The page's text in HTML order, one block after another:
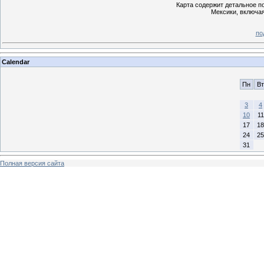
Карта содержит детальное
Мексики,
Calendar
Пн Вт
3
4
10
11
17
18
24
25
31
Полная версия сайта